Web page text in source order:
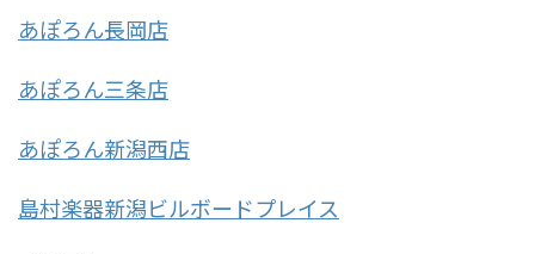
あぽろん長岡店
あぽろん三条店
あぽろん新潟西店
島村楽器新潟ビルボードプレイス